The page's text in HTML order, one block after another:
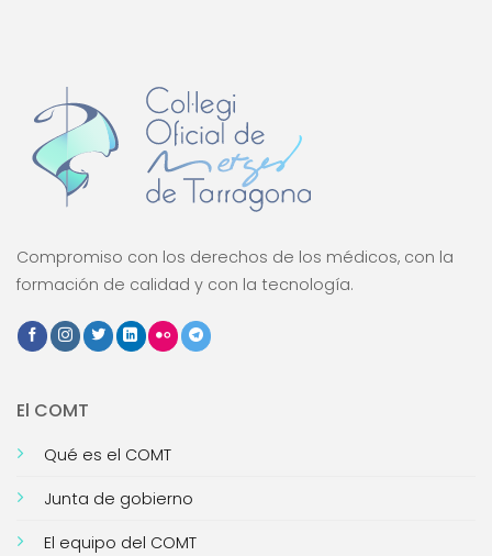
Compromiso con los derechos de los médicos, con la
formación de calidad y con la tecnología.
El COMT
Qué es el COMT
Junta de gobierno
El equipo del COMT